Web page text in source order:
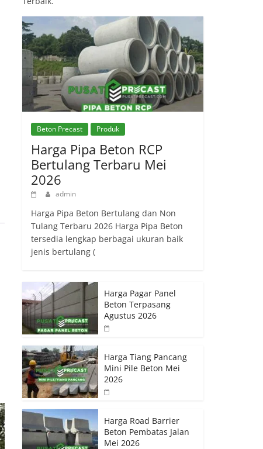
Beton Precast Produk
Harga Pipa Beton RCP
Bertulang Terbaru Mei
2026
admin
Harga Pipa Beton Bertulang dan Non
Tulang Terbaru 2026 Harga Pipa Beton
tersedia lengkap berbagai ukuran baik
jenis bertulang (
Harga Pagar Panel
Beton Terpasang
Agustus 2026
Harga Tiang Pancang
Mini Pile Beton Mei
2026
Harga Road Barrier
Beton Pembatas Jalan
Mei 2026